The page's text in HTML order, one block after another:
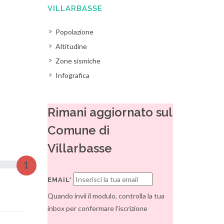
1
VILLARBASSE
Popolazione
Altitudine
Zone sismiche
Infografica
Rimani aggiornato sul
Comune di
Villarbasse
EMAIL*
Quando invii il modulo, controlla la tua
inbox per confermare l'iscrizione